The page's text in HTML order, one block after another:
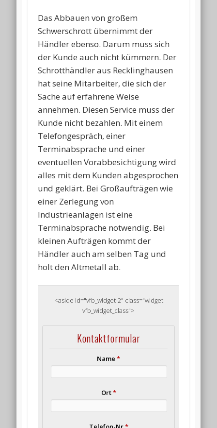
Das Abbauen von großem
Schwerschrott übernimmt der
Händler ebenso. Darum muss sich
der Kunde auch nicht kümmern. Der
Schrotthändler aus Recklinghausen
hat seine Mitarbeiter, die sich der
Sache auf erfahrene Weise
annehmen. Diesen Service muss der
Kunde nicht bezahlen. Mit einem
Telefongespräch, einer
Terminabsprache und einer
eventuellen Vorabbesichtigung wird
alles mit dem Kunden abgesprochen
und geklärt. Bei Großaufträgen wie
einer Zerlegung von
Industrieanlagen ist eine
Terminabsprache notwendig. Bei
kleinen Aufträgen kommt der
Händler auch am selben Tag und
holt den Altmetall ab.
<aside id="vfb_widget-2" class="widget
vfb_widget_class">
Kontaktformular
Name *
Ort*